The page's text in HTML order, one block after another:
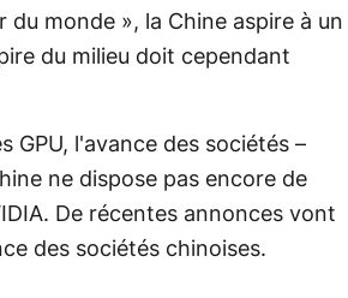
monde », la Chine aspire à un
du milieu doit cependant
GPU, l'avance des sociétés –
ne dispose pas encore de
De récentes annonces vont
des sociétés chinoises.